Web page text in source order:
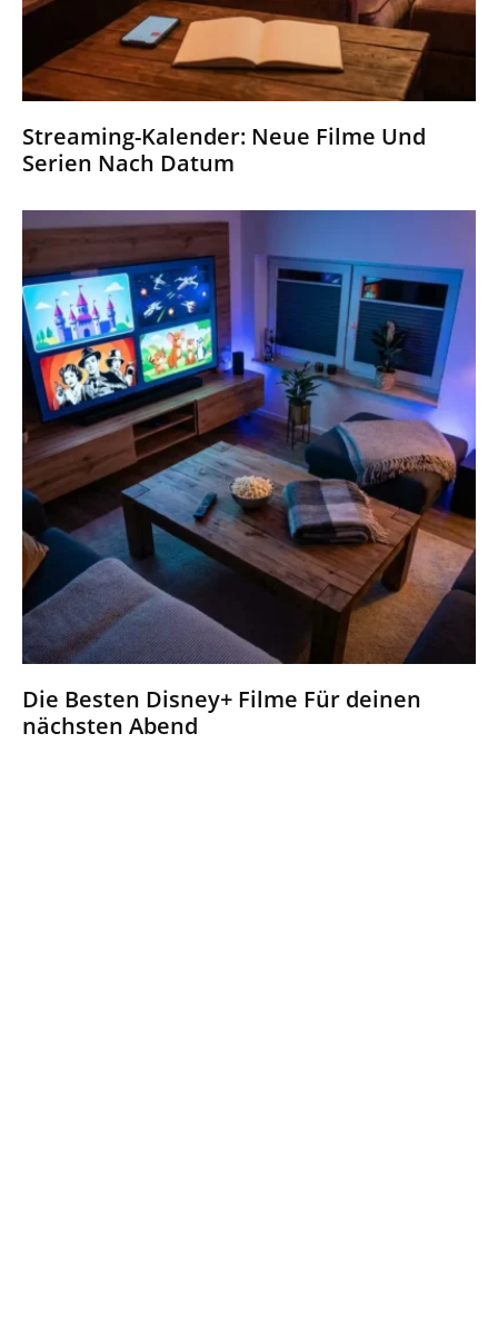
Streaming-Kalender: Neue Filme Und
Serien Nach Datum
Die Besten Disney+ Filme Für deinen
nächsten Abend